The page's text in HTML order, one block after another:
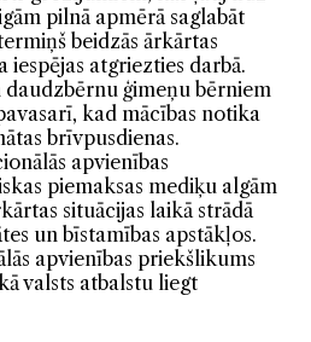
pilnā apmērā saglabāt
beidzās ārkārtas
iespējas atgriezties darbā.
ģimeņu bērniem
kad mācības notika
brīvpusdienas.
apvienības
piemaksas mediķu algām
situācijas laikā strādā
un bīstamības apstākļos.
apvienības priekšlikums
valsts atbalstu liegt